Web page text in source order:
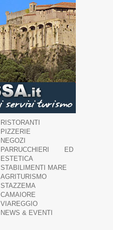
RISTORANTI
PIZZERIE
NEGOZI
PARRUCCHIERI ED
ESTETICA
STABILIMENTI MARE
AGRITURISMO
STAZZEMA
CAMAIORE
VIAREGGIO
NEWS & EVENTI